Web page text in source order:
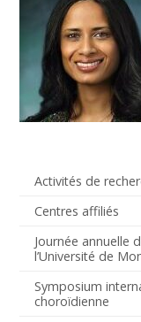
Activités de
Centres affiliés
Journée annuelle
l’Université de
Symposium
choroïdienne